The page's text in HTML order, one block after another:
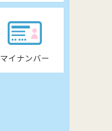
マイナンバー